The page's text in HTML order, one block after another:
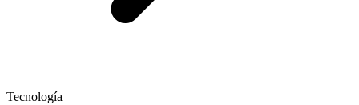
Tecnología